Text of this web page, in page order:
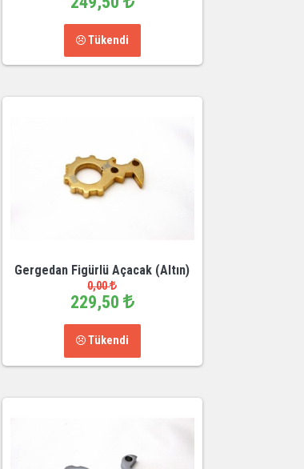
Tükendi
Gergedan Figürlü Açacak (Altın)
0,00
229,50
Tükendi